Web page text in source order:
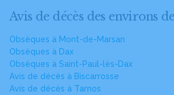
Avis de décès des environs
Obsèques à Mont-de-Marsan
Obsèques à Dax
Obsèques à Saint-Paul-lès-Dax
Avis de décès à Biscarrosse
Avis de décès à Tarnos